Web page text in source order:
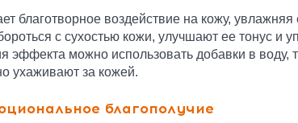
благотворное воздействие на кожу,
с сухостью кожи, улучшают ее тонус и
эффекта можно использовать добавки в
ухаживают за кожей.
благополучие